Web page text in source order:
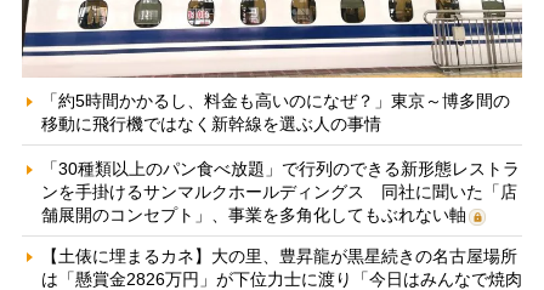
「約5時間かかるし、料金も高いのになぜ？」東京～博多間の
移動に飛行機ではなく新幹線を選ぶ人の事情
「30種類以上のパン食べ放題」で行列のできる新形態レストラ
ンを手掛けるサンマルクホールディングス 同社に聞いた「店
舗展開のコンセプト」、事業を多角化してもぶれない軸
【土俵に埋まるカネ】大の里、豊昇龍が黒星続きの名古屋場所
は「懸賞金2826万円」が下位力士に渡り「今日はみんなで焼肉